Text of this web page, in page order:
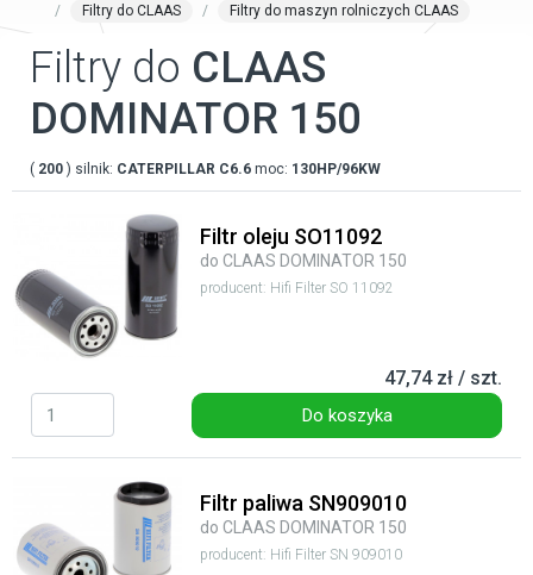
Filtry do CLAAS
Filtry do maszyn rolniczych CLAAS
Filtry do CLAAS
DOMINATOR 150
( 200 ) silnik: CATERPILLAR C6.6 moc: 130HP/96KW
Filtr oleju SO11092
do CLAAS DOMINATOR 150
producent: Hifi Filter SO 11092
47,74 zł / szt.
Do koszyka
Filtr paliwa SN909010
do CLAAS DOMINATOR 150
producent: Hifi Filter SN 909010